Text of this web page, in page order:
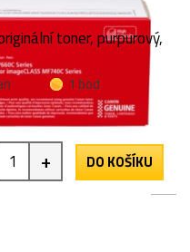
toner, purpurový,
1 bod
+ DO KOŠÍKU